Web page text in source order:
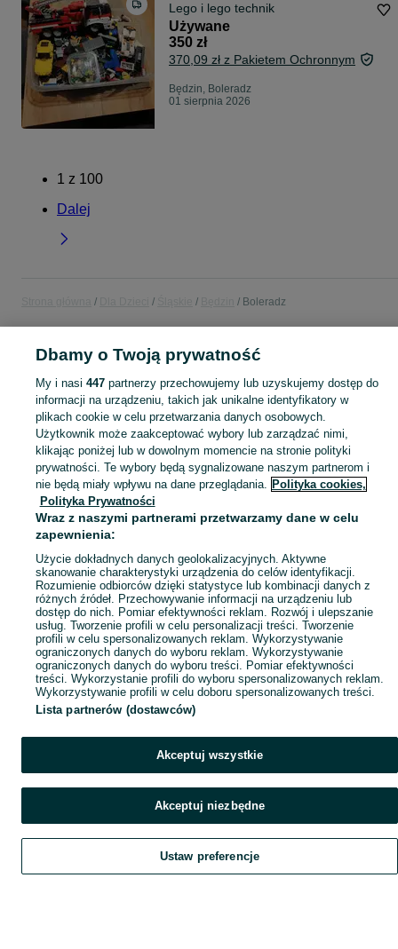
Lego i lego technik
Używane
350 zł
370,09 zł z Pakietem Ochronnym
Będzin, Boleradz
01 sierpnia 2026
1 z 100
Dalej
Boleradz
DLA DZIECI
KATEGORIA
Zakupy dla Twojej pociechy mogą być dziecinnie proste! Znajdź to, czego potrzebujesz w kategorii Dla Dzieci na OLX - Będzin i okolice! Zobacz
Mapa kategorii
Mapa miejscowości
Mapa ministron
Szukaj Obserwujesz Dodaj Czat Konto
Dbamy o Twoją prywatność
My i nasi 447partnerzy przechowujemy lub uzyskujemy dostęp do
informacji na urządzeniu, takich jak unikalne identyfikatory w
plikach cookie w celu przetwarzania danych osobowych.
Użytkownik może zaakceptować wybory lub zarządzać nimi,
klikając poniżej lub w dowolnym momencie na stronie polityki
prywatności. Te wybory będą sygnalizowane naszym partnerom i
nie będą miały wpływu na dane przeglądania. Polityka cookies,
Polityka Prywatności
Wraz z naszymi partnerami przetwarzamy dane w celu
zapewnienia:
Użycie dokładnych danych geolokalizacyjnych. Aktywne
skanowanie charakterystyki urządzenia do celów identyfikacji.
Rozumienie odbiorców dzięki statystyce lub kombinacji danych z
różnych źródeł. Przechowywanie informacji na urządzeniu lub
dostęp do nich. Pomiar efektywności reklam. Rozwój i ulepszanie
usług. Tworzenie profili w celu personalizacji treści. Tworzenie
profili w celu spersonalizowanych reklam. Wykorzystywanie
ograniczonych danych do wyboru reklam. Wykorzystywanie
ograniczonych danych do wyboru treści. Pomiar efektywności
treści. Wykorzystanie profili do wyboru spersonalizowanych reklam.
Wykorzystywanie profili w celu doboru spersonalizowanych treści.
Lista partnerów (dostawców)
Akceptuj wszystkie
Akceptuj niezbędne
Ustaw preferencje